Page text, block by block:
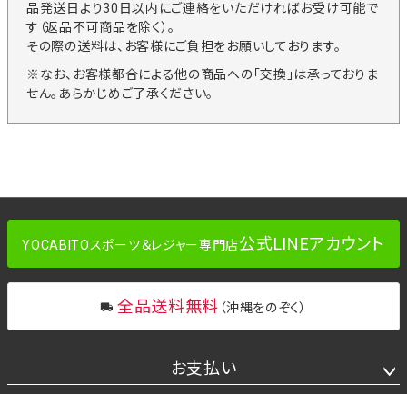
品発送日より30日以内にご連絡をいただければお受け可能で
す（返品不可商品を除く）。
その際の送料は、お客様にご負担をお願いしております。
※なお、お客様都合による他の商品への「交換」は承っておりま
せん。あらかじめご了承ください。
YOCABITOスポーツ＆レジャー専門店公式LINEアカウント
全品送料無料 （沖縄をのぞく）
お支払い